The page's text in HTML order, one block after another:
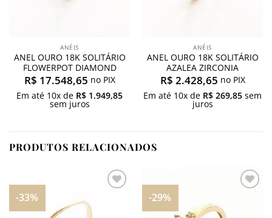
ANÉIS
ANEL OURO 18K SOLITÁRIO
FLOWERPOT DIAMOND
R$ 17.548,65 no PIX
Em até 10x de R$ 1.949,85
sem juros
ANÉIS
ANEL OURO 18K SOLITÁRIO
AZALEA ZIRCONIA
R$ 2.428,65 no PIX
Em até 10x de R$ 269,85 sem
juros
PRODUTOS RELACIONADOS
-33% -29%